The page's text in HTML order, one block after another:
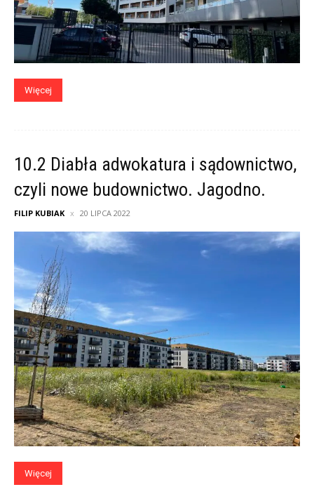
Więcej
10.2 Diabła adwokatura i sądownictwo,
czyli nowe budownictwo. Jagodno.
FILIP KUBIAK 20 LIPCA 2022
Więcej